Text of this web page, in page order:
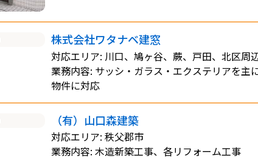
株式会社ワタナベ建窓
対応エリア: 川口、鳩ヶ谷、蕨、戸田、北区周
業務内容: サッシ・ガラス・エクステリアを主
物件に対応
（有）山口森建築
対応エリア: 秩父郡市
業務内容: 木造新築工事、各リフォーム工事